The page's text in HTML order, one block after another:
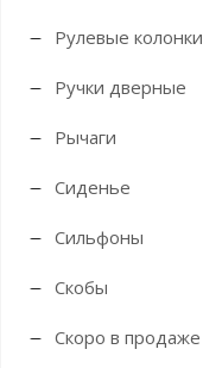
Рулевые колонки
Ручки дверные
Рычаги
Сиденье
Сильфоны
Скобы
Скоро в продаже